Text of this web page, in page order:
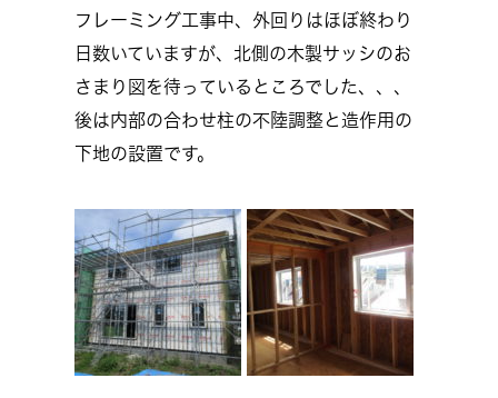
フレーミング工事中、外回りはほぼ終わり
日数いていますが、北側の木製サッシのお
さまり図を待っているところでした、、、
後は内部の合わせ柱の不陸調整と造作用の
下地の設置です。